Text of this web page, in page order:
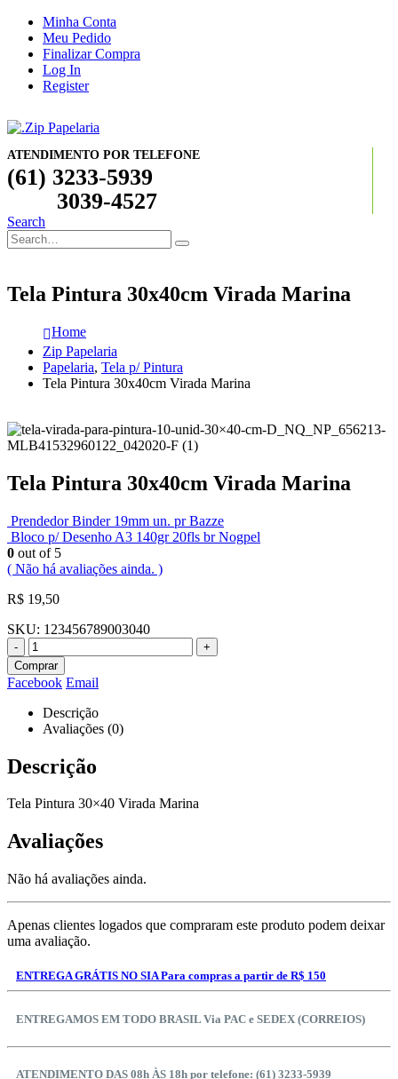
Minha Conta
Meu Pedido
Finalizar Compra
Log In
Register
ATENDIMENTO POR TELEFONE
(61) 3233-5939
3039-4527
Search
Tela Pintura 30x40cm Virada Marina
Home
Zip Papelaria
Papelaria, Tela p/ Pintura
Tela Pintura 30x40cm Virada Marina
Tela Pintura 30x40cm Virada Marina
Prendedor Binder 19mm un. pr Bazze
Bloco p/ Desenho A3 140gr 20fls br Nogpel
0 out of 5
( Não há avaliações ainda. )
R$ 19,50
SKU: 123456789003040
-
+
Comprar
Facebook Email
Descrição
Avaliações (0)
Descrição
Tela Pintura 30×40 Virada Marina
Avaliações
Não há avaliações ainda.
Apenas clientes logados que compraram este produto podem deixar
uma avaliação.
ENTREGA GRÁTIS NO SIA Para compras a partir de R$ 150
ENTREGAMOS EM TODO BRASIL Via PAC e SEDEX (CORREIOS)
ATENDIMENTO DAS 08h ÀS 18h por telefone: (61) 3233-5939